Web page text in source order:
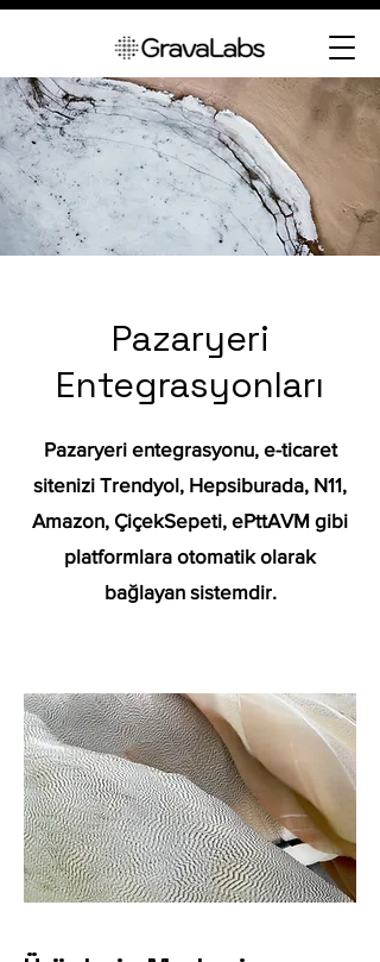
Pazaryeri
Entegrasyonları
Pazaryeri entegrasyonu, e-ticaret
sitenizi Trendyol, Hepsiburada, N11,
Amazon, ÇiçekSepeti, ePttAVM gibi
platformlara otomatik olarak
bağlayan sistemdir.